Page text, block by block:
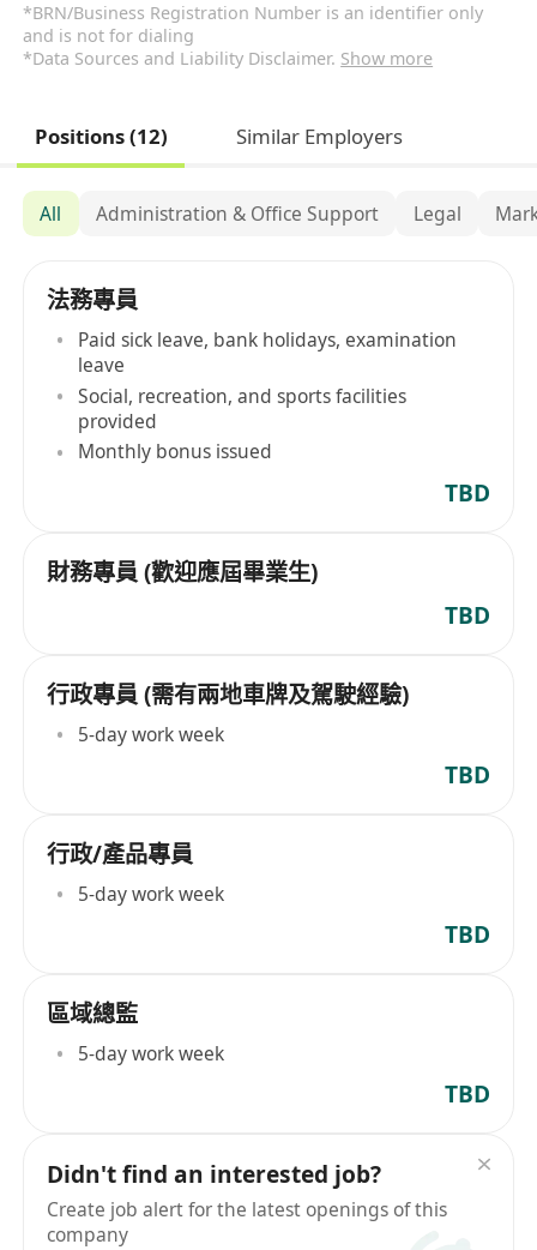
*BRN/Business Registration Number is an identifier only
and is not for dialing
*Data Sources and Liability Disclaimer. Show more
Positions (12) Similar Employers
All Administration & Office Support Legal
法務專員
Paid sick leave, bank holidays, examination
leave
Social, recreation, and sports facilities
provided
Monthly bonus issued
TBD
財務專員 (歡迎應屆畢業生)
TBD
行政專員 (需有兩地車牌及駕駛經驗)
5-day work week
TBD
行政/產品專員
5-day work week
TBD
區域總監
5-day work week
TBD
Didn't find an interested job?
Create job alert for the latest openings of this
company